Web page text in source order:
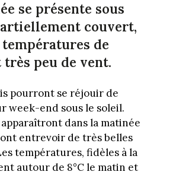
se présente sous
couvert,
températures de
très peu de vent.
pourront se réjouir de
week-end sous le soleil.
dans la matinée
entrevoir de très belles
températures, fidèles à la
autour de 8°C le matin et